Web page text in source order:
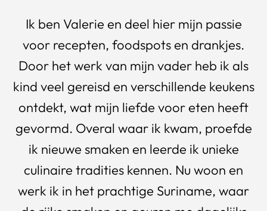
Ik ben Valerie en deel hier mijn passie
voor recepten, foodspots en drankjes.
Door het werk van mijn vader heb ik als
kind veel gereisd en verschillende keukens
ontdekt, wat mijn liefde voor eten heeft
gevormd. Overal waar ik kwam, proefde
ik nieuwe smaken en leerde ik unieke
culinaire tradities kennen. Nu woon en
werk ik in het prachtige Suriname, waar